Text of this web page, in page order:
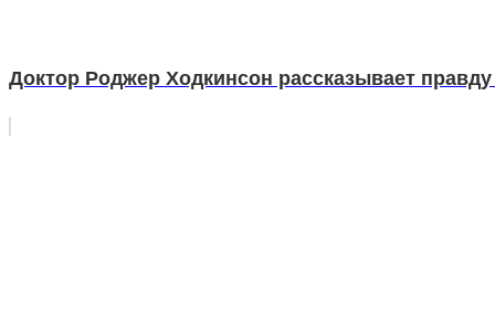
Доктор Роджер Ходкинсон рассказывает